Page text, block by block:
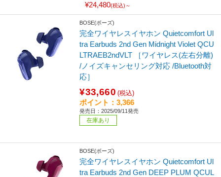
¥24,480(税込)～
BOSE(ボーズ)
完全ワイヤレスイヤホン Quietcomfort Ul
tra Earbuds 2nd Gen Midnight Violet QCU
LTRAEB2ndVLT ［ワイヤレス(左右分離)
/ノイズキャンセリング対応 /Bluetooth対
応］
¥33,660 (税込)
ポイント：3,366
発売日：2025/09/11発売
在庫あり
BOSE(ボーズ)
完全ワイヤレスイヤホン Quietcomfort Ul
tra Earbuds 2nd Gen DEEP PLUM QCUL